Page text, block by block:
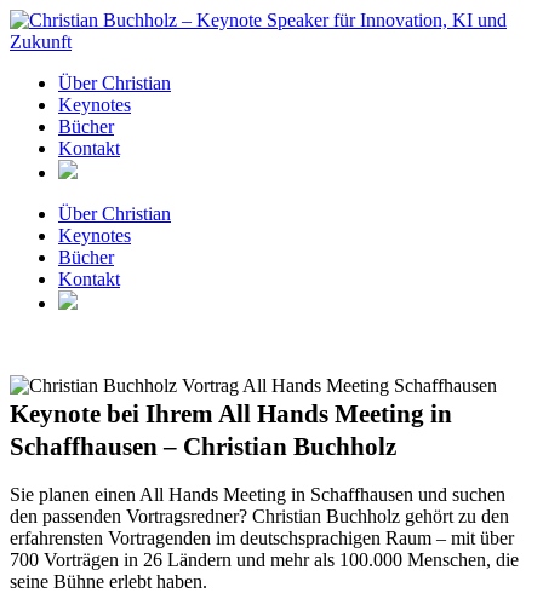
Zum
Inhalt
Über Christian
Keynotes
Bücher
Kontakt
Über Christian
Keynotes
Bücher
Kontakt
Keynote bei Ihrem All Hands Meeting in
Schaffhausen – Christian Buchholz
Sie planen einen All Hands Meeting in Schaffhausen und suchen
den passenden Vortragsredner? Christian Buchholz gehört zu den
erfahrensten Vortragenden im deutschsprachigen Raum – mit über
700 Vorträgen in 26 Ländern und mehr als 100.000 Menschen, die
seine Bühne erlebt haben.